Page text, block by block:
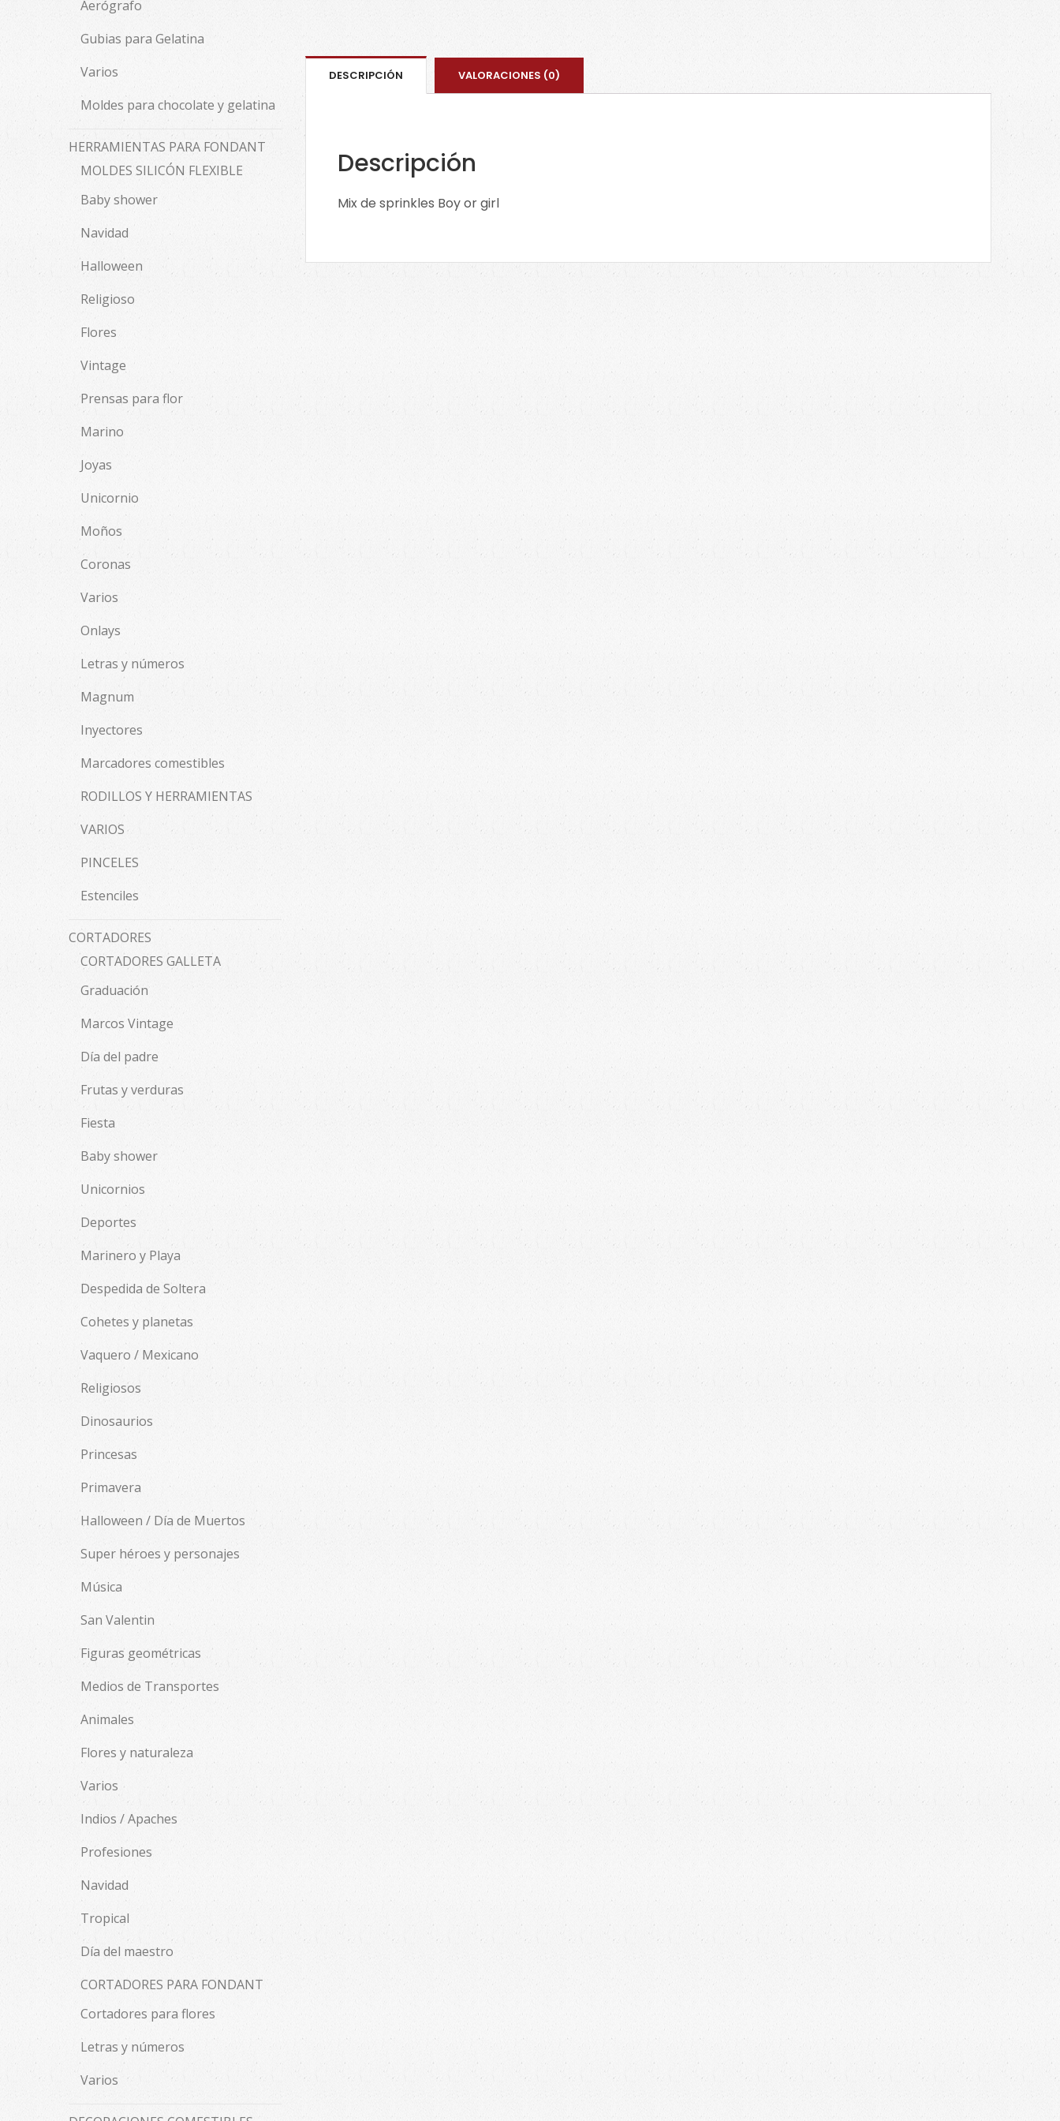
DESCRIPCIÓN VALORACIONES (0)
Descripción
Mix de sprinkles Boy or girl
Aerógrafo
Gubias para Gelatina
Varios
Moldes para chocolate y gelatina
HERRAMIENTAS PARA FONDANT
MOLDES SILICÓN FLEXIBLE
Baby shower
Navidad
Halloween
Religioso
Flores
Vintage
Prensas para flor
Marino
Joyas
Unicornio
Moños
Coronas
Varios
Onlays
Letras y números
Magnum
Inyectores
Marcadores comestibles
RODILLOS Y HERRAMIENTAS
VARIOS
PINCELES
Estenciles
CORTADORES
CORTADORES GALLETA
Graduación
Marcos Vintage
Día del padre
Frutas y verduras
Fiesta
Baby shower
Unicornios
Deportes
Marinero y Playa
Despedida de Soltera
Cohetes y planetas
Vaquero / Mexicano
Religiosos
Dinosaurios
Princesas
Primavera
Halloween / Día de Muertos
Super héroes y personajes
Música
San Valentin
Figuras geométricas
Medios de Transportes
Animales
Flores y naturaleza
Varios
Indios / Apaches
Profesiones
Navidad
Tropical
Día del maestro
CORTADORES PARA FONDANT
Cortadores para flores
Letras y números
Varios